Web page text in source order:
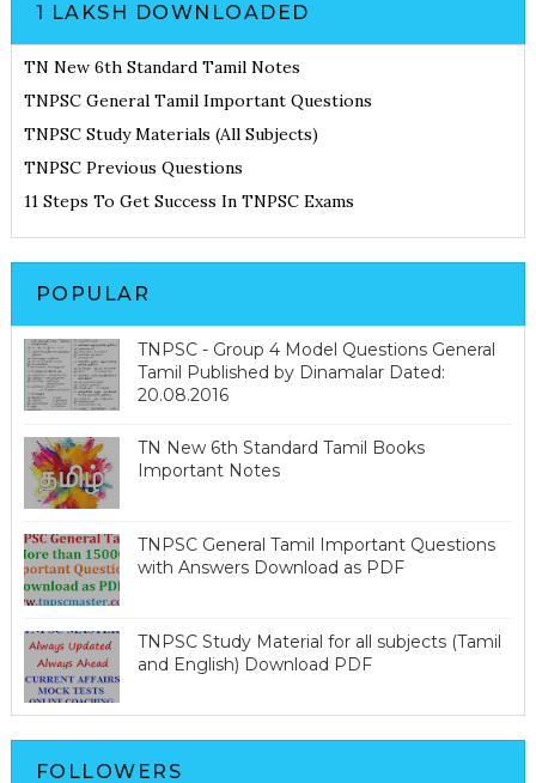
1 LAKSH DOWNLOADED
TN New 6th Standard Tamil Notes
TNPSC General Tamil Important Questions
TNPSC Study Materials (All Subjects)
TNPSC Previous Questions
11 Steps To Get Success In TNPSC Exams
POPULAR
TNPSC - Group 4 Model Questions General
Tamil Published by Dinamalar Dated:
20.08.2016
TN New 6th Standard Tamil Books
Important Notes
TNPSC General Tamil Important Questions
with Answers Download as PDF
TNPSC Study Material for all subjects (Tamil
and English) Download PDF
FOLLOWERS